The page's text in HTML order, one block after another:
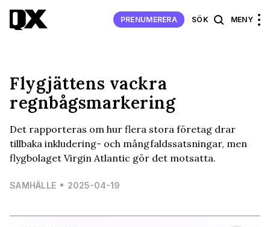
PRENUMERERA SÖK MENY
Flygjättens vackra
regnbågsmarkering
Det rapporteras om hur flera stora företag drar
tillbaka inkludering- och mångfaldssatsningar, men
flygbolaget Virgin Atlantic gör det motsatta.
SAMHÄLLE 2025-04-19